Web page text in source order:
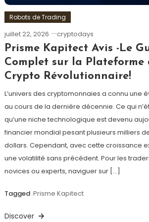
Robots de Trading
juillet 22, 2026 cryptodays
Prisme Kapitect Avis -Le
Complet sur la Plateforme
Crypto Révolutionnaire!
L’univers des cryptomonnaies a connu une
au cours de la dernière décennie. Ce qui
qu’une niche technologique est devenu
financier mondial pesant plusieurs milliers
dollars. Cependant, avec cette croissance
une volatilité sans précédent. Pour les
novices ou experts, naviguer sur […]
Tagged Prisme Kapitect
Discover